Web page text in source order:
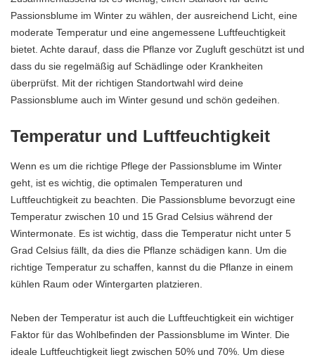
Passionsblume im Winter zu wählen, der ausreichend Licht, eine
moderate Temperatur und eine angemessene Luftfeuchtigkeit
bietet. Achte darauf, dass die Pflanze vor Zugluft geschützt ist und
dass du sie regelmäßig auf Schädlinge oder Krankheiten
überprüfst. Mit der richtigen Standortwahl wird deine
Passionsblume auch im Winter gesund und schön gedeihen.
Temperatur und Luftfeuchtigkeit
Wenn es um die richtige Pflege der Passionsblume im Winter
geht, ist es wichtig, die optimalen Temperaturen und
Luftfeuchtigkeit zu beachten. Die Passionsblume bevorzugt eine
Temperatur zwischen 10 und 15 Grad Celsius während der
Wintermonate. Es ist wichtig, dass die Temperatur nicht unter 5
Grad Celsius fällt, da dies die Pflanze schädigen kann. Um die
richtige Temperatur zu schaffen, kannst du die Pflanze in einem
kühlen Raum oder Wintergarten platzieren.
Neben der Temperatur ist auch die Luftfeuchtigkeit ein wichtiger
Faktor für das Wohlbefinden der Passionsblume im Winter. Die
ideale Luftfeuchtigkeit liegt zwischen 50% und 70%. Um diese